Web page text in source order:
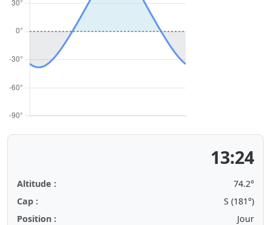
13:24
Altitude :
74.2°
Cap :
S (181°)
Position :
Jour